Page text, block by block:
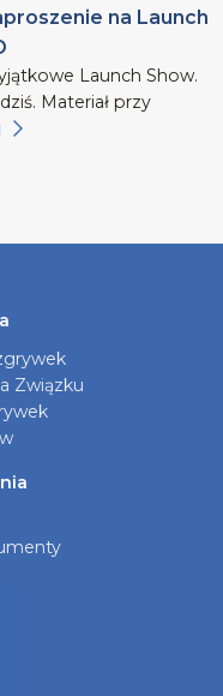
na Launch
Launch Show.
Materiał przy
Związku